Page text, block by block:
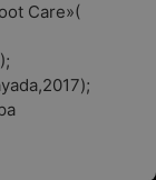
Care»(